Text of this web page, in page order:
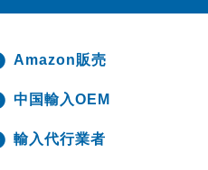
Amazon販売
中国輸入OEM
輸入代行業者